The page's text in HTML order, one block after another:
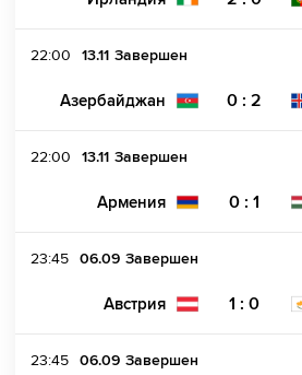
22:00 13.11 Завершен
Азербайджан 0 : 2
22:00 13.11 Завершен
Армения 0 : 1
23:45 06.09 Завершен
Австрия 1 : 0
23:45 06.09 Завершен